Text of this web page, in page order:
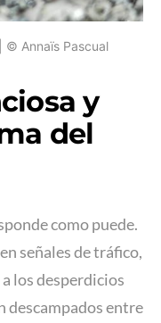
© Annaïs Pascual
y
del
como puede.
señales de tráfico,
los desperdicios
descampados entre